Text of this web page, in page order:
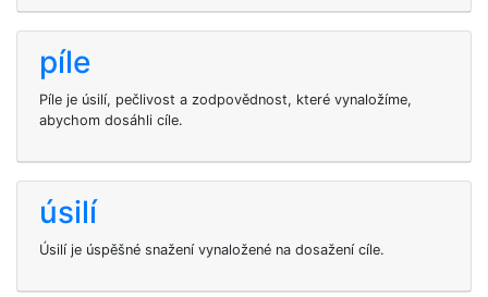
píle
Píle je úsilí, pečlivost a zodpovědnost, které vynaložíme,
abychom dosáhli cíle.
úsilí
Úsilí je úspěšné snažení vynaložené na dosažení cíle.